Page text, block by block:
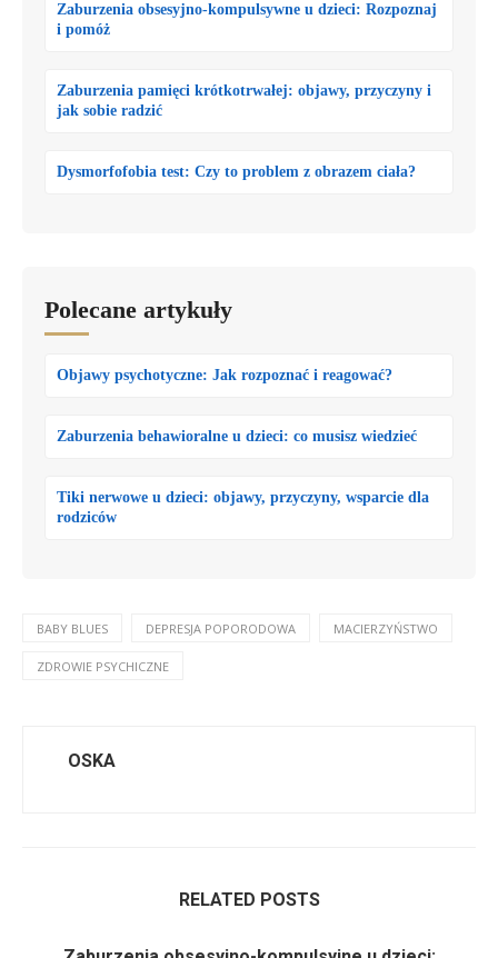
Zaburzenia obsesyjno-kompulsywne u dzieci: Rozpoznaj
i pomóż
Zaburzenia pamięci krótkotrwałej: objawy, przyczyny i
jak sobie radzić
Dysmorfofobia test: Czy to problem z obrazem ciała?
Polecane artykuły
Objawy psychotyczne: Jak rozpoznać i reagować?
Zaburzenia behawioralne u dzieci: co musisz wiedzieć
Tiki nerwowe u dzieci: objawy, przyczyny, wsparcie dla
rodziców
BABY BLUES DEPRESJA POPORODOWA MACIERZYŃSTWO
ZDROWIE PSYCHICZNE
OSKA
RELATED POSTS